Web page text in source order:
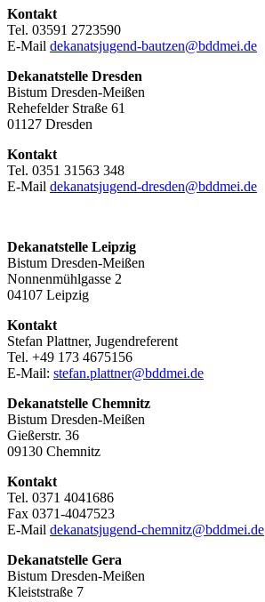
Kontakt
Tel. 03591 2723590
E-Mail dekanatsjugend-bautzen@bddmei.de
Dekanatstelle Dresden
Bistum Dresden-Meißen
Rehefelder Straße 61
01127 Dresden
Kontakt
Tel. 0351 31563 348
E-Mail dekanatsjugend-dresden@bddmei.de
Dekanatstelle Leipzig
Bistum Dresden-Meißen
Nonnenmühlgasse 2
04107 Leipzig
Kontakt
Stefan Plattner, Jugendreferent
Tel. +49 173 4675156
E-Mail: stefan.plattner@bddmei.de
Dekanatstelle Chemnitz
Bistum Dresden-Meißen
Gießerstr. 36
09130 Chemnitz
Kontakt
Tel. 0371 4041686
Fax 0371-4047523
E-Mail dekanatsjugend-chemnitz@bddmei.de
Dekanatstelle Gera
Bistum Dresden-Meißen
Kleiststraße 7